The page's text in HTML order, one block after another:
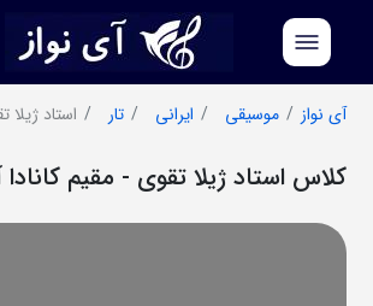
آی نواز
موسیقی ایرانی تار استاد ژیلا
کلاس استاد ژیلا تقوی - مقیم